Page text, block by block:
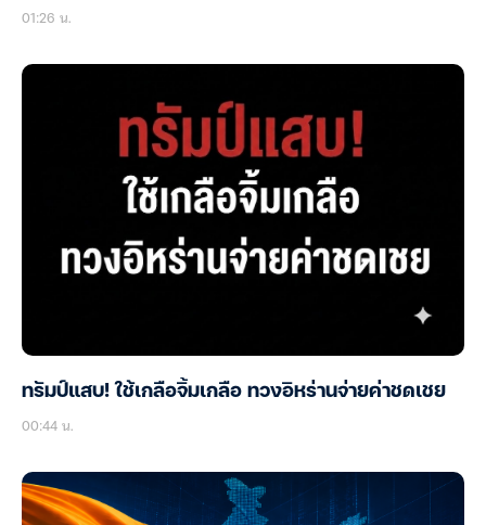
01:26 น.
ทรัมป์แสบ! ใช้เกลือจิ้มเกลือ ทวงอิหร่านจ่ายค่าชดเชย
00:44 น.